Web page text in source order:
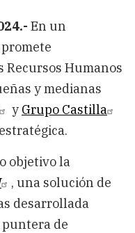
En un
Humanos
y medianas
y Grupo Castilla
objetivo la
, una solución de
desarrollada
de